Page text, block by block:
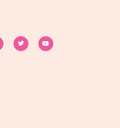
w
i
t
o
u
t